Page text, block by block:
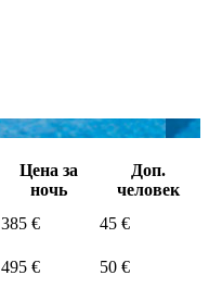
Цена за
ночь
Доп.
человек
385 €
45 €
495 €
50 €